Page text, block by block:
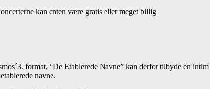
kan enten være gratis eller meget billig.
format, “De Etablerede Navne” kan derfor tilbyde en
navne.